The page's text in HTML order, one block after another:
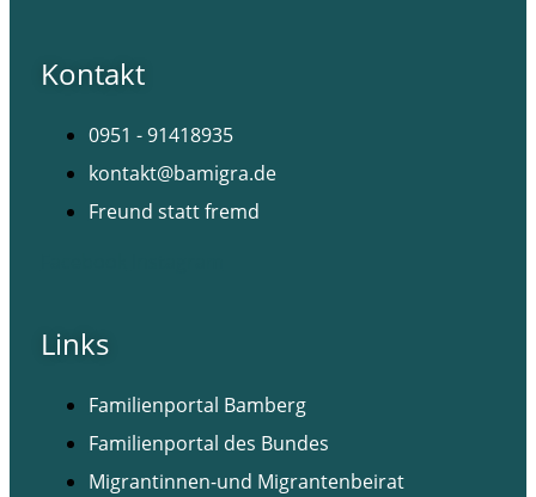
Kontakt
0951 - 91418935
kontakt@bamigra.de
Freund statt fremd
Links
Familienportal Bamberg
Familienportal des Bundes
Migrantinnen-und Migrantenbeirat